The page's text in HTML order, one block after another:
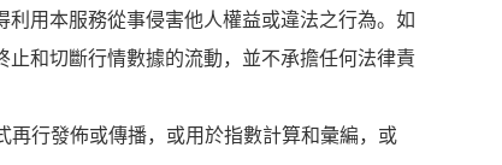
用本服務從事侵害他人權益或違法之行為。如
和切斷行情數據的流動，並不承擔任何法律責
行發佈或傳播，或用於指數計算和彙編，或